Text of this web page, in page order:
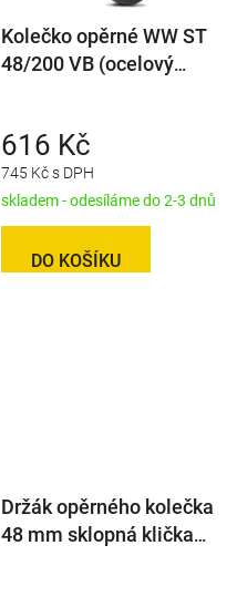
Kolečko opěrné WW ST
48/200 VB (ocelový
745 Kč s DPH
616 Kč
skladem - odesíláme do 2-3 dnů
DO KOŠÍKU
Držák opěrného kolečka
48 mm sklopná klička